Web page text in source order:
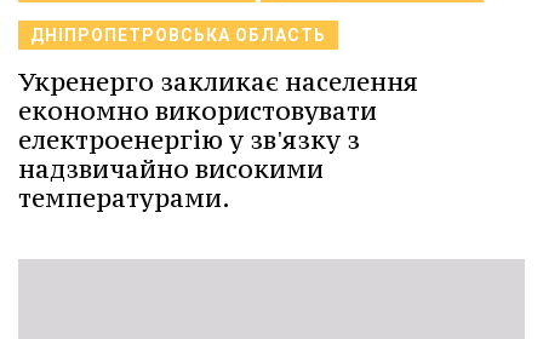
ДНІПРОПЕТРОВСЬКА ОБЛАСТЬ
Укренерго закликає населення
економно використовувати
електроенергію у зв'язку з
надзвичайно високими
температурами.